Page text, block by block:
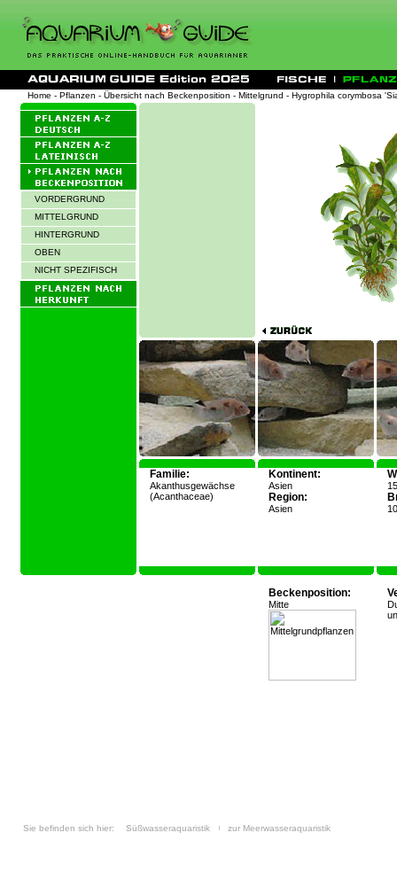
Home - Pflanzen - Übersicht nach Beckenposition - Mittelgrund - Hygrophila corymbosa
VORDERGRUND
MITTELGRUND
HINTERGRUND
OBEN
NICHT SPEZIFISCH
Familie:
Akanthusgewächse
(Acanthaceae)
Kontinent:
Asien
Region:
Asien
Beckenposition:
Mitte
Sie befinden sich hier: Süßwasseraquaristik zur Meerwasseraquaristik